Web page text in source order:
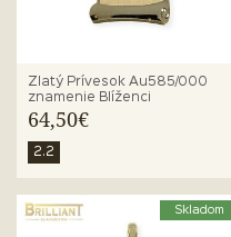
Zlatý Prívesok Au585/000
znamenie Blíženci
64,50€
2.2
Skladom